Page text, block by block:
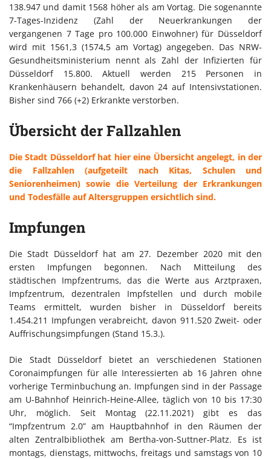
138.947 und damit 1568 höher als am Vortag. Die sogenannte
7-Tages-Inzidenz (Zahl der Neuerkrankungen der
vergangenen 7 Tage pro 100.000 Einwohner) für Düsseldorf
wird mit 1561,3 (1574,5 am Vortag) angegeben. Das NRW-
Gesundheitsministerium nennt als Zahl der Infizierten für
Düsseldorf 15.800. Aktuell werden 215 Personen in
Krankenhäusern behandelt, davon 24 auf Intensivstationen.
Bisher sind 766 (+2) Erkrankte verstorben.
Übersicht der Fallzahlen
Die Stadt Düsseldorf hat hier eine Übersicht angelegt, in der
die Fallzahlen (aufgeteilt nach Kitas, Schulen und
Seniorenheimen) sowie die Verteilung der Erkrankungen
und Todesfälle auf Altersgruppen ersichtlich sind.
Impfungen
Die Stadt Düsseldorf hat am 27. Dezember 2020 mit den
ersten Impfungen begonnen. Nach Mitteilung des
städtischen Impfzentrums, das die Werte aus Arztpraxen,
Impfzentrum, dezentralen Impfstellen und durch mobile
Teams ermittelt, wurden bisher in Düsseldorf bereits
1.454.211 Impfungen verabreicht, davon 911.520 Zweit- oder
Auffrischungsimpfungen (Stand 15.3.).
Die Stadt Düsseldorf bietet an verschiedenen Stationen
Coronaimpfungen für alle Interessierten ab 16 Jahren ohne
vorherige Terminbuchung an. Impfungen sind in der Passage
am U-Bahnhof Heinrich-Heine-Allee, täglich von 10 bis 17:30
Uhr, möglich. Seit
Montag (22.11.2021) gibt es das
“Impfzentrum 2.0” am Hauptbahnhof in den Räumen der
alten Zentralbibliothek am Bertha-von-Suttner-Platz. Es ist
montags, dienstags, mittwochs, freitags und samstags von 10